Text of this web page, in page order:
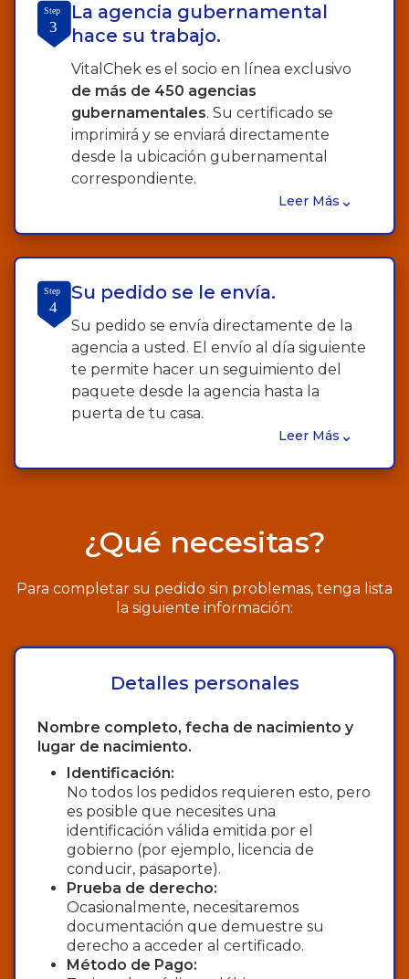
Step
3
La agencia gubernamental
hace su trabajo.
VitalChek es el socio en línea exclusivo
de más de 450 agencias
gubernamentales. Su certificado se
imprimirá y se enviará directamente
desde la ubicación gubernamental
correspondiente.
Leer Más ⌄
Step
4
Su pedido se le envía.
Su pedido se envía directamente de la
agencia a usted. El envío al día siguiente
te permite hacer un seguimiento del
paquete desde la agencia hasta la
puerta de tu casa.
Leer Más ⌄
¿Qué necesitas?
Para completar su pedido sin problemas, tenga lista
la siguiente información:
Detalles personales
Nombre completo, fecha de nacimiento y
lugar de nacimiento.
Identificación:
No todos los pedidos requieren esto, pero
es posible que necesites una
identificación válida emitida por el
gobierno (por ejemplo, licencia de
conducir, pasaporte).
Prueba de derecho:
Ocasionalmente, necesitaremos
documentación que demuestre su
derecho a acceder al certificado.
Método de Pago: